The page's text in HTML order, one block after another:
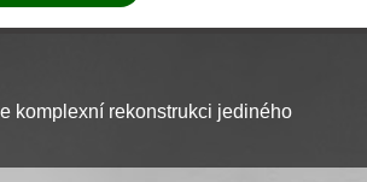
komplexní rekonstrukci jediného